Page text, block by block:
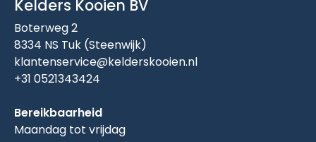
Kelders Kooien BV
Boterweg 2
8334 NS Tuk (Steenwijk)
klantenservice@kelderskooien.nl
+31 0521343424
Bereikbaarheid
Maandag tot vrijdag